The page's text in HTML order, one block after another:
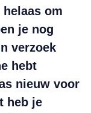
helaas om
je nog
verzoek
hebt
nieuw voor
heb je